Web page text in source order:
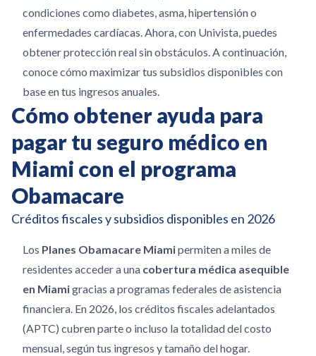
condiciones como diabetes, asma, hipertensión o
enfermedades cardíacas. Ahora, con Univista, puedes
obtener protección real sin obstáculos. A continuación,
conoce cómo maximizar tus subsidios disponibles con
base en tus ingresos anuales.
Cómo obtener ayuda para
pagar tu seguro médico en
Miami con el programa
Obamacare
Créditos fiscales y subsidios disponibles en 2026
Los Planes Obamacare Miamipermiten a miles de
residentes acceder a una cobertura médica asequible
en Miamigracias a programas federales de asistencia
financiera. En 2026, los créditos fiscales adelantados
(APTC) cubren parte o incluso la totalidad del costo
mensual, según tus ingresos y tamaño del hogar.